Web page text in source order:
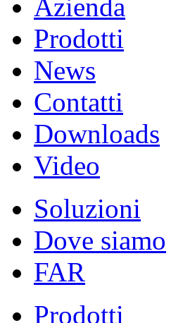
Azienda
Prodotti
News
Contatti
Downloads
Video
Soluzioni
Dove siamo
FAR
Prodotti